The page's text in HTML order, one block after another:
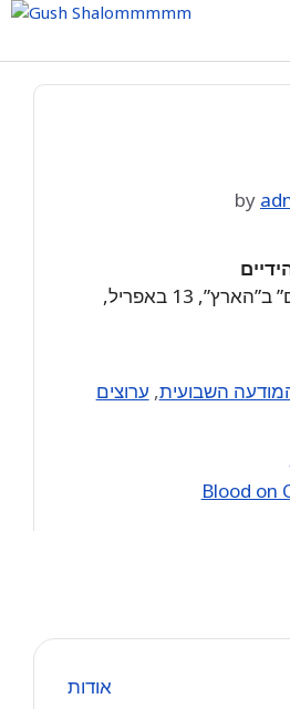
Skip
content
by
מודעת “גוש שלום” ב”הארץ”, 13 באפריל,
השבועית, ערוצים
Blood on
אודות